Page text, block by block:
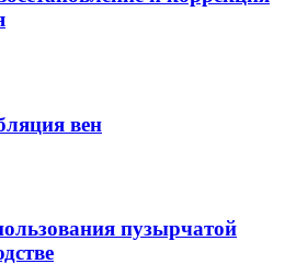
вен
пузырчатой